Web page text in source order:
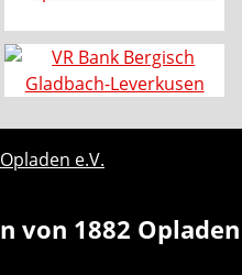
von 1882 Opladen